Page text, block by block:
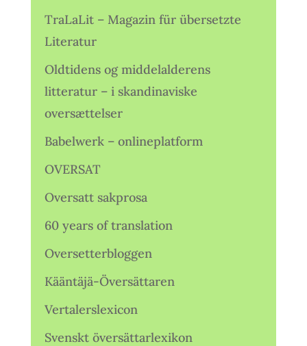
TraLaLit – Magazin für übersetzte
Literatur
Oldtidens og middelalderens
litteratur – i skandinaviske
oversættelser
Babelwerk – onlineplatform
OVERSAT
Oversatt sakprosa
60 years of translation
Oversetterbloggen
Kääntäjä-Översättaren
Vertalerslexicon
Svenskt översättarlexikon